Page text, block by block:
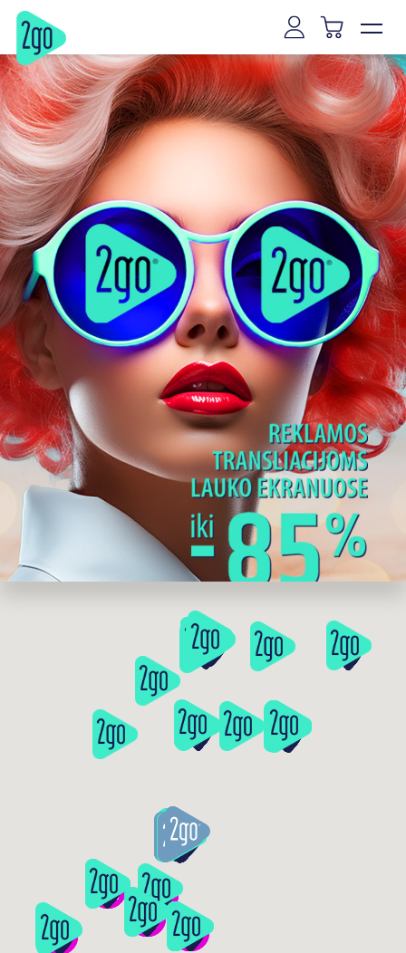
Vilnius Kaunas Klaipėda
Šiauliai Panevėžys
Marijampolė Mažeikiai Alytus
Joniškis Ryga
Talinas Pernu
Narva Kuresarė Viljandis
Rakverė Hapsalu